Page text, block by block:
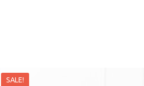
SALE!